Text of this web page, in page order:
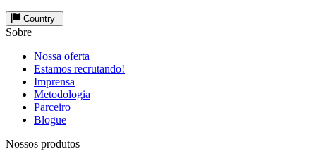
Country
Sobre
Nossa oferta
Estamos recrutando!
Imprensa
Metodologia
Parceiro
Blogue
Nossos produtos